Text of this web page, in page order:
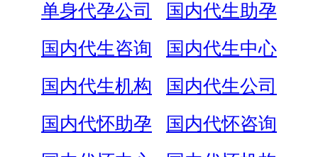
单身代孕公司
国内代生助孕
国内代生咨询
国内代生中心
国内代生机构
国内代生公司
国内代怀助孕
国内代怀咨询